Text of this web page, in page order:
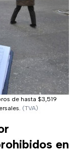
de hasta $3,519
(TVA)
en